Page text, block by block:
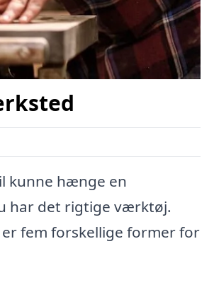
kunne hænge en
har det rigtige værktøj.
fem forskellige former for